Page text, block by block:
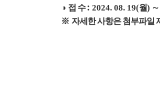
◑ 접 수: 2024. 08. 19(월) ∼
※ 자세한 사항은 첨부파일